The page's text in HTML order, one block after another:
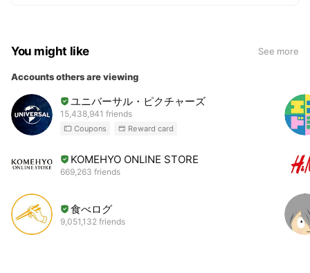
You might like See more
Accounts others are viewing
ユニバーサル・ピクチャーズ
15,438,941 friends
Coupons Reward card
KOMEHYO ONLINE STORE
669,263 friends
食べログ
9,051,132 friends